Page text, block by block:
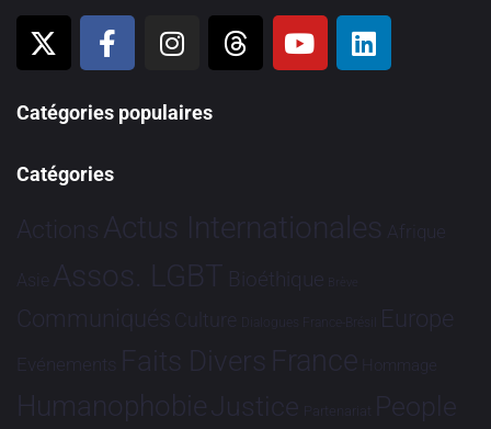
Catégories populaires
Catégories
Actions Actus Internationales Afrique
Asie Assos. LGBT Bioéthique Brève
Communiqués Culture Dialogues France-Brésil Europe
Evénements Faits Divers France Hommage
HumanophobieJustice Partenariat People